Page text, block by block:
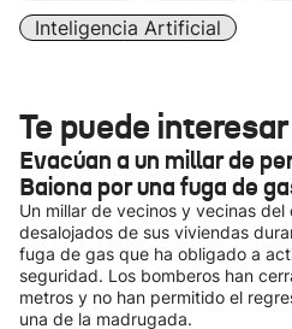
Inteligencia Artificial
Te puede interesar
Evacúan a un millar de
Baiona por una fuga de
Un millar de vecinos y vecinas
desalojados de sus viviendas
fuga de gas que ha obligado a
seguridad. Los bomberos han
metros y no han permitido el
una de la madrugada.